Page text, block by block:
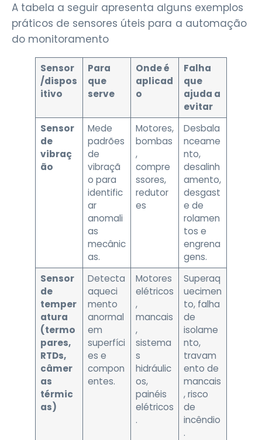
A tabela a seguir apresenta alguns exemplos
práticos de sensores úteis para a automação
do monitoramento
Sensor
/dispos
itivo
Para
que
serve
Onde é
aplicad
o
Falha
que
ajuda a
evitar
Sensor
de
vibraç
ão
Mede
padrões
de
vibraçã
o para
identific
ar
anomali
as
mecânic
as.
Motores,
bombas
,
compre
ssores,
redutor
es
Desbala
nceame
nto,
desalinh
amento,
desgast
e de
rolamen
tos e
engrena
gens.
Sensor
de
temper
atura
(termo
pares,
RTDs,
câmer
as
térmic
as)
Detecta
aqueci
mento
anormal
em
superfíci
es e
compon
entes.
Motores
elétricos
,
mancais
,
sistema
s
hidráulic
os,
painéis
elétricos
.
Superaq
uecimen
to, falha
de
isolame
nto,
travam
ento de
mancais
, risco
de
incêndio
.